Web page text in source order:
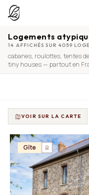
JE CHERCHE
TROUVER UN LIEU
Séjours, tournages,
PROPOSER MON LIEU
Annuaire + reportage
Déjà référencé ?
Offre conciergeries
Offre agences
EXPLORER
JOURNAL
Lieux, idées et art de vivre
UNE QUESTION ?
Logements
14 AFFICHÉS SUR 4059
cabanes, roulottes, tentes
tiny houses— partout en
VOIR SUR LA CARTE
Gîte